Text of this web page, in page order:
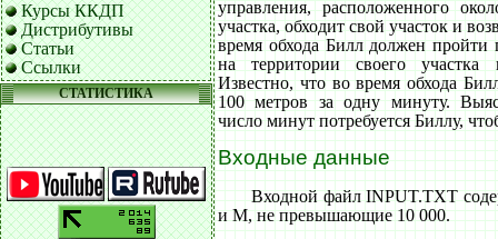
Курсы ККДП
Дистрибутивы
Статьи
Ссылки
СТАТИСТИКА
управления, расположенного
участка, обходит свой участок и
время обхода Билл должен
на территории своего
Известно, что во время обхода
100 метров за одну минуту.
число минут потребуется Биллу,
Входные данные
Входной файл INPUT.TXT
и M, не превышающие 10 000.